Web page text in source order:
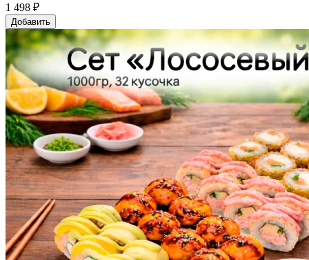
1 498 ₽
Добавить